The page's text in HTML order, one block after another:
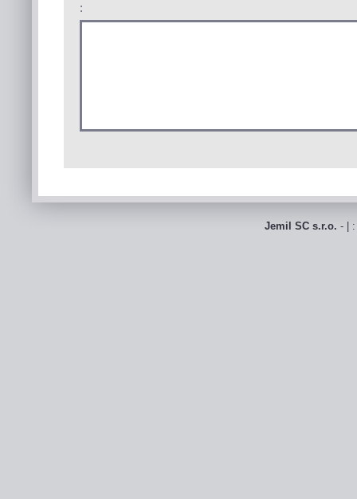
:
Jemil SC s.r.o. - |